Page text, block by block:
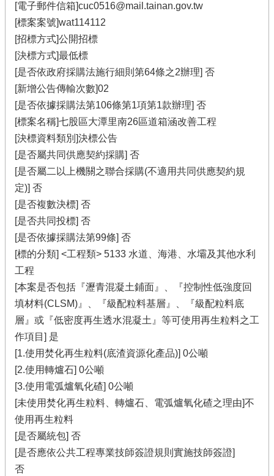
[電子郵件信箱]cuc0516@mail.tainan.gov.tw
[標案案號]wat114112
[招標方式]公開招標
[決標方式]最低標
[是否依政府採購法施行細則第64條之2辦理] 否
[新增公告傳輸次數]02
[是否依據採購法第106條第1項第1款辦理] 否
[標案名稱]七股區大潭里南26區道箱涵改善工程
[決標資料類別]決標公告
[是否屬共同供應契約採購] 否
[是否屬二以上機關之聯合採購(不適用共同供應契約規
定)] 否
[是否複數決標] 否
[是否共同投標] 否
[是否依據採購法第99條] 否
[標的分類] <工程類> 5133 水道、海港、水壩及其他水利
工程
[本案是否包括『瀝青混凝土鋪面』、『控制性低強度回
填材料(CLSM)』、『級配粒料基層』、『級配粒料底
層』或『低密度再生透水混凝土』等可使用再生粒料之工
作項目] 是
[1.使用焚化再生粒料(底渣資源化產品)] 0公噸
[2.使用轉爐石] 0公噸
[3.使用電弧爐氧化碴] 0公噸
[未使用焚化再生粒料、轉爐石、電弧爐氧化碴之理由]不
使用再生粒料
[是否屬統包] 否
[是否應依公共工程專業技師簽證規則實施技師簽證]
否